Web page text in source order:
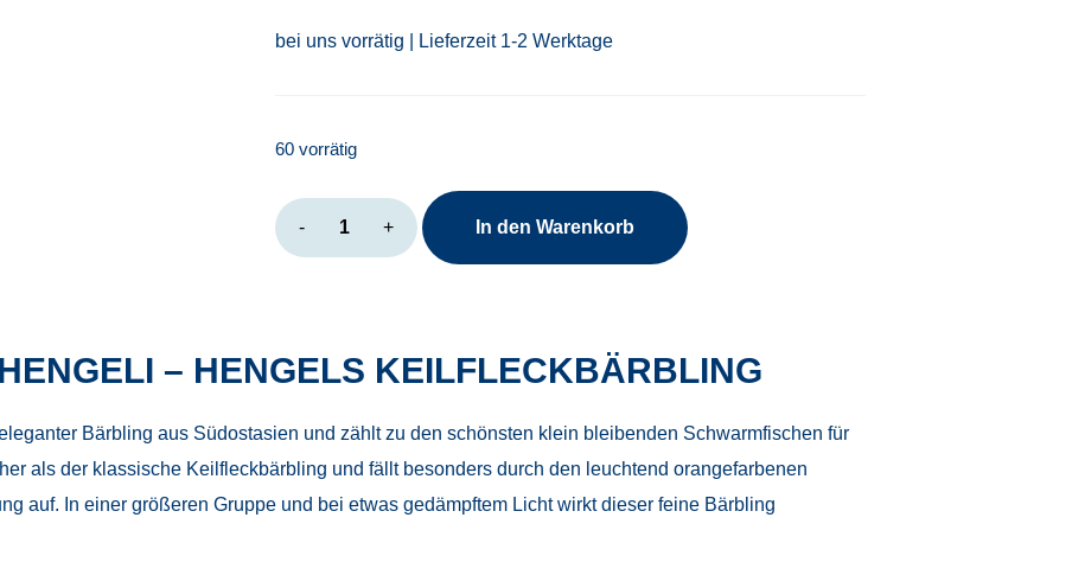
bei uns vorrätig | Lieferzeit 1-2 Werktage
60 vorrätig
-
Trigonostigma
hengeli
+ In den Warenkorb
– HENGELS KEILFLECKBÄRBLING
Bärbling aus Südostasien und zählt zu den schönsten klein bleibenden Schwarmfischen für
als der klassische Keilfleckbärbling und fällt besonders durch den leuchtend orangefarbenen
auf. In einer größeren Gruppe und bei etwas gedämpftem Licht wirkt dieser feine Bärbling